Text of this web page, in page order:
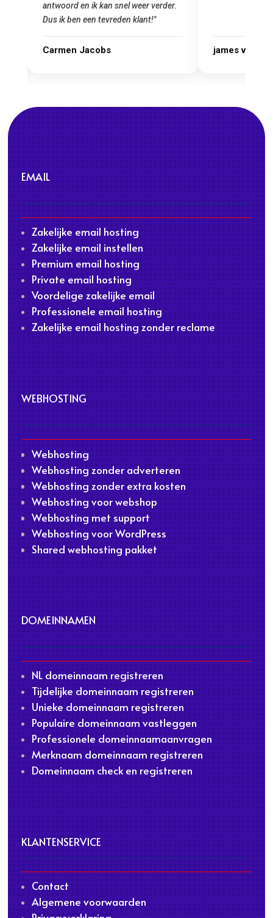
james van oranje Marcel Thijs
EMAIL
Zakelijke email hosting
Zakelijke email instellen
Premium email hosting
Private email hosting
Voordelige zakelijke email
Professionele email hosting
Zakelijke email hosting zonder reclame
WEBHOSTING
Webhosting
Webhosting zonder adverteren
Webhosting zonder extra kosten
Webhosting voor webshop
Webhosting met support
Webhosting voor WordPress
Shared webhosting pakket
DOMEINNAMEN
NL domeinnaam registreren
Tijdelijke domeinnaam registreren
Unieke domeinnaam registreren
Populaire domeinnaam vastleggen
Professionele domeinnaamaanvragen
Merknaam domeinnaam registreren
Domeinnaam check en registreren
KLANTENSERVICE
Contact
Algemene voorwaarden